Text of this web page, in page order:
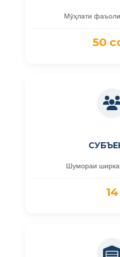
Мӯҳлати
50
Шумораи
14